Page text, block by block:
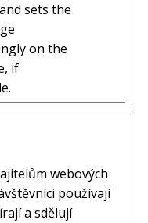
sets the
on the
if
webových
používají
a sdělují